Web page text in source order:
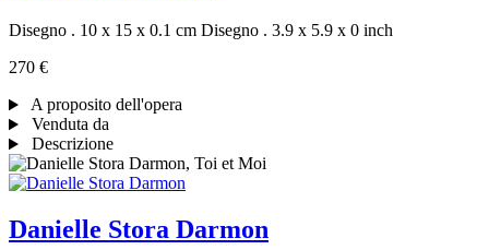
Disegno . 10 x 15 x 0.1 cm Disegno . 3.9 x 5.9 x 0 inch
270 €
A proposito dell'opera
Venduta da
Descrizione
Danielle Stora Darmon